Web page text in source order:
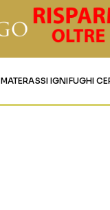
MATERASSI IGNIFUGHI